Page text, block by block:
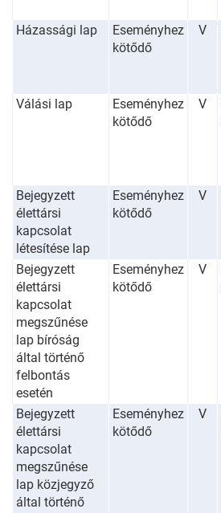
Házassági lap
Eseményhez
kötődő
V
Válási lap
Eseményhez
kötődő
V
Bejegyzett
élettársi
kapcsolat
létesítése lap
Eseményhez
kötődő
V
Bejegyzett
élettársi
kapcsolat
megszűnése
lap bíróság
által történő
felbontás
esetén
Eseményhez
kötődő
V
Bejegyzett
élettársi
kapcsolat
megszűnése
lap közjegyző
által történő
Eseményhez
kötődő
V